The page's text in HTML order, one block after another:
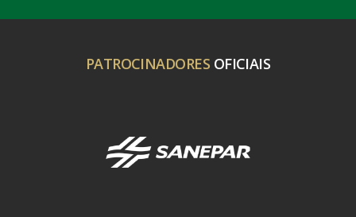
PATROCINADORES OFICIAIS